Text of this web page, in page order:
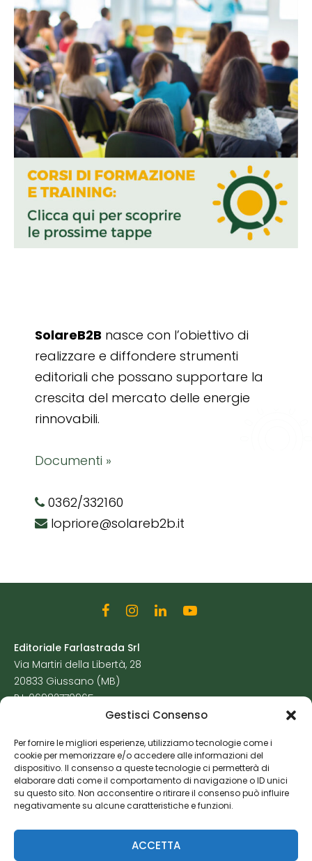
Gestisci Consenso
Per fornire le migliori esperienze, utilizziamo tecnologie come i
cookie per memorizzare e/o accedere alle informazioni del
dispositivo. Il consenso a queste tecnologie ci permetterà di
elaborare dati come il comportamento di navigazione o ID unici
su questo sito. Non acconsentire o ritirare il consenso può influire
negativamente su alcune caratteristiche e funzioni.
ACCETTA
SolareB2B nasce con l’obiettivo di
realizzare e diffondere strumenti
editoriali che possano supportare la
crescita del mercato delle energie
rinnovabili.
Documenti »
0362/332160
lopriore@solareb2b.it
Editoriale Farlastrada Srl
Via Martiri della Libertà, 28
20833 Giussano (MB)
P.I. 06982770965
Cookie Policy
Risorse Aggiuntive